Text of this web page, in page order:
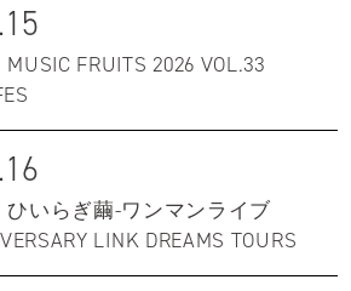
MUSIC FRUITS 2026 VOL.33
ひいらぎ繭-ワンマンライブ
LINK DREAMS TOURS